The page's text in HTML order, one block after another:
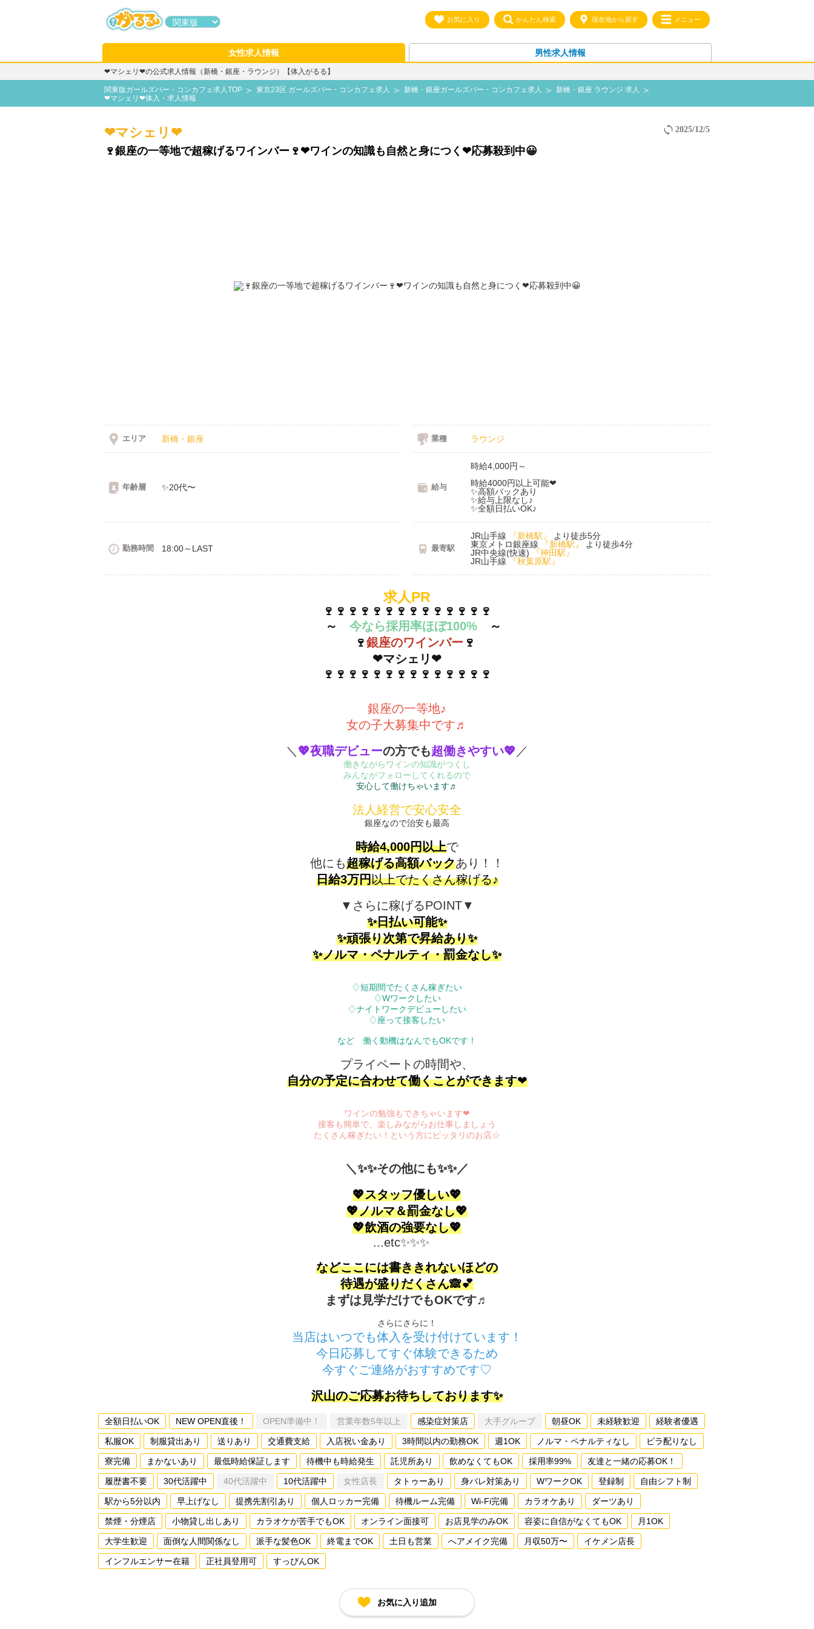
お気に入り かんたん検索 現在地から探す メニュー
女性求人情報 男性求人情報
❤マシェリ❤の公式求人情報（新橋・銀座・ラウンジ）【体入がるる】
関東版ガールズバー・コンカフェ求人TOP 東京23区 ガールズバー・コンカフェ求人 新橋・銀座ガールズバー・コンカフェ求人
新橋・銀座 ラウンジ 求人
❤マシェリ❤体入・求人情報
2025/12/5
❤マシェリ❤
🍷銀座の一等地で超稼げるワインバー🍷❤ワインの知識も自然と身につく❤応募殺到中😀
エリア 新橋・銀座 業種 ラウンジ
年齢層 ✨️20代〜 給与
時給4,000円～
時給4000円以上可能❤
✨️高額バックあり
✨️給与上限なし♪
✨全額日払いOK♪
勤務時間 18:00～LAST 最寄駅
JR山手線 『新橋駅』
より徒歩5分
東京メトロ銀座線
『新橋駅』
より徒歩4分
JR中央線(快速)
『神田駅』
JR山手線
『秋葉原駅』
求人PR
🍷🍷🍷🍷🍷🍷🍷🍷🍷🍷🍷🍷🍷🍷
～ 今なら採用率ほぼ100%～
🍷銀座のワインバー 🍷
❤マシェリ❤
🍷🍷🍷🍷🍷🍷🍷🍷🍷🍷🍷🍷🍷🍷
銀座の一等地♪
女の子大募集中です♬
＼ 💖夜職デビューの方でも超働きやすい💖 ／
働きながらワインの知識がつくし
みんながフォローしてくれるので
安心して働けちゃいます♬
法人経営で安心安全
銀座なので治安も最高
時給4,000円以上で
他にも超稼げる高額バックあり！！
日給3万円以上でたくさん稼げる♪
▼さらに稼げるPOINT▼
✨日払い可能✨
✨頑張り次第で昇給あり✨
✨ノルマ・ペナルティ・罰金なし✨
♢短期間でたくさん稼ぎたい
♢Wワークしたい
♢ナイトワークデビューしたい
♢座って接客したい
など 働く動機はなんでもOKです！
プライペートの時間や、
自分の予定に合わせて働くことができます❤
ワインの勉強もできちゃいます❤
接客も簡単で、楽しみながらお仕事しましょう
たくさん稼ぎたい！という方にピッタリのお店☆
＼✨✨その他にも✨✨／
💖スタッフ優しい💖
💖ノルマ＆罰金なし💖
💖飲酒の強要なし💖
...etc✨✨✨
などここには書ききれないほどの
待遇が盛りだくさん🙈💕
まずは見学だけでもOKです♬
さらにさらに！
当店はいつでも体入を受け付けています！
今日応募してすぐ体験できるため
今すぐご連絡がおすすめです♡
沢山のご応募お待ちしております✨
全額日払いOK NEW OPEN直後！ OPEN準備中！ 営業年数5年以上 感染症対策店 大手グループ 朝昼OK 未経験歓迎 経験者優遇
私服OK 制服貸出あり 送りあり 交通費支給 入店祝い金あり 3時間以内の勤務OK 週1OK ノルマ・ペナルティなし ビラ配りなし
寮完備 まかないあり 最低時給保証します 待機中も時給発生 託児所あり 飲めなくてもOK 採用率99% 友達と一緒の応募OK！
履歴書不要 30代活躍中 40代活躍中 10代活躍中 女性店長 タトゥーあり 身バレ対策あり WワークOK 登録制 自由シフト制
駅から5分以内 早上げなし 提携先割引あり 個人ロッカー完備 待機ルーム完備 Wi-Fi完備 カラオケあり ダーツあり
禁煙・分煙店 小物貸し出しあり カラオケが苦手でもOK オンライン面接可 お店見学のみOK 容姿に自信がなくてもOK 月1OK
大学生歓迎 面倒な人間関係なし 派手な髪色OK 終電までOK 土日も営業 へアメイク完備 月収50万〜 イケメン店長
インフルエンサー在籍 正社員登用可 すっぴんOK
お気に入り追加